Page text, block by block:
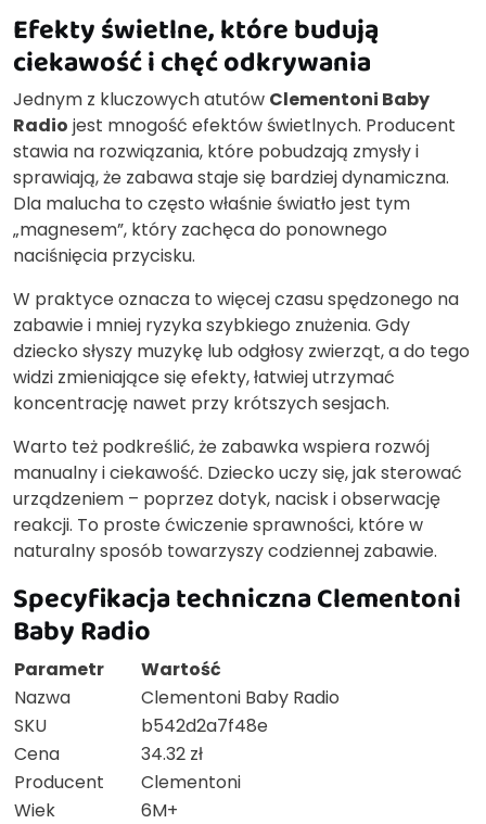
Efekty świetlne, które budują
ciekawość i chęć odkrywania
Jednym z kluczowych atutów Clementoni Baby
Radio jest mnogość efektów świetlnych. Producent
stawia na rozwiązania, które pobudzają zmysły i
sprawiają, że zabawa staje się bardziej dynamiczna.
Dla malucha to często właśnie światło jest tym
„magnesem”, który zachęca do ponownego
naciśnięcia przycisku.
W praktyce oznacza to więcej czasu spędzonego na
zabawie i mniej ryzyka szybkiego znużenia. Gdy
dziecko słyszy muzykę lub odgłosy zwierząt, a do tego
widzi zmieniające się efekty, łatwiej utrzymać
koncentrację nawet przy krótszych sesjach.
Warto też podkreślić, że zabawka wspiera rozwój
manualny i ciekawość. Dziecko uczy się, jak sterować
urządzeniem – poprzez dotyk, nacisk i obserwację
reakcji. To proste ćwiczenie sprawności, które w
naturalny sposób towarzyszy codziennej zabawie.
Specyfikacja techniczna Clementoni
Baby Radio
Parametr
Wartość
Nazwa
Clementoni Baby Radio
SKU
b542d2a7f48e
Cena
34.32 zł
Producent
Clementoni
Wiek
6M+